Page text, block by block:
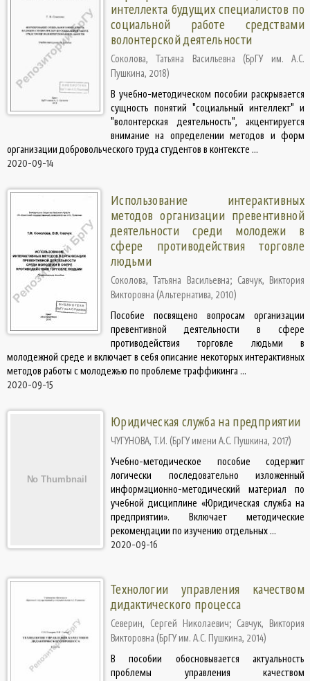
интеллекта будущих специалистов по
социальной работе средствами
волонтерской деятельности
Соколова, Татьяна Васильевна (БрГУ им. А.С.
Пушкина, 2018)
В учебно-методическом пособии раскрывается
сущность понятий "социальный интеллект" и
"волонтерская деятельность", акцентируется
внимание на определении методов и форм
организации добровольческого труда студентов в контексте ...
2020-09-14
Использование интерактивных
методов организации превентивной
деятельности среди молодежи в
сфере противодействия торговле
людьми
Соколова, Татьяна Васильевна; Савчук, Виктория
Викторовна (Альтернатива, 2010)
Пособие посвящено вопросам организации
превентивной деятельности в сфере
противодействия торговле людьми в
молодежной среде и включает в себя описание некоторых интерактивных
методов работы с молодежью по проблеме траффикинга ...
2020-09-15
Юридическая служба на предприятии
ЧУГУНОВА, Т.И. (БрГУ имени А.С. Пушкина, 2017)
Учебно-методическое пособие содержит
логически последовательно изложенный
информационно-методический материал по
учебной дисциплине «Юридическая служба на
предприятии». Включает методические
рекомендации по изучению отдельных ...
2020-09-16
Технологии управления качеством
дидактического процесса
Северин, Сергей Николаевич; Савчук, Виктория
Викторовна (БрГУ им. А.С. Пушкина, 2014)
В пособии обосновывается актуальность
проблемы управления качеством